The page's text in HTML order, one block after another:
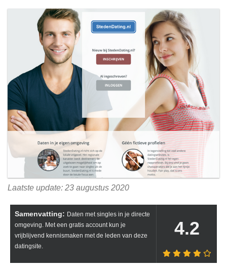
Laatste update: 23 augustus 2020
Samenvatting: Daten met singles in je directe
omgeving. Met een gratis account kun je
vrijblijvend kennismaken met de leden van deze
datingsite.
4.2